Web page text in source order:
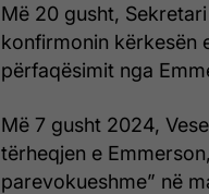
Më 20 gusht,
konfirmonin kërkesën
përfaqësimit nga
Më 7 gusht 2024,
tërheqjen e
parevokueshme” në